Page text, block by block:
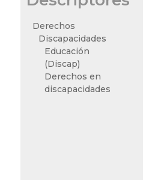
Derechos
Discapacidades
Educación
(Discap)
Derechos en
discapacidades